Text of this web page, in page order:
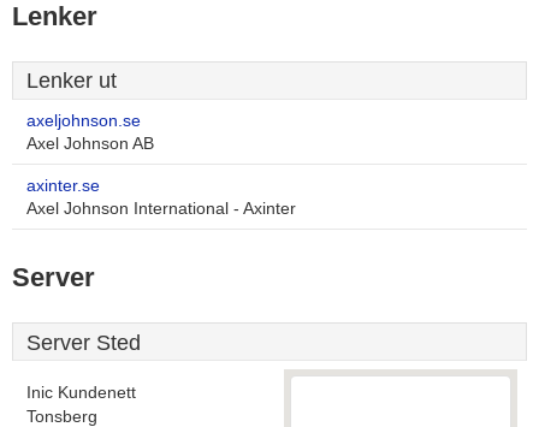
Lenker
Lenker ut
axeljohnson.se
Axel Johnson AB
axinter.se
Axel Johnson International - Axinter
Server
Server Sted
Inic Kundenett
Tonsberg